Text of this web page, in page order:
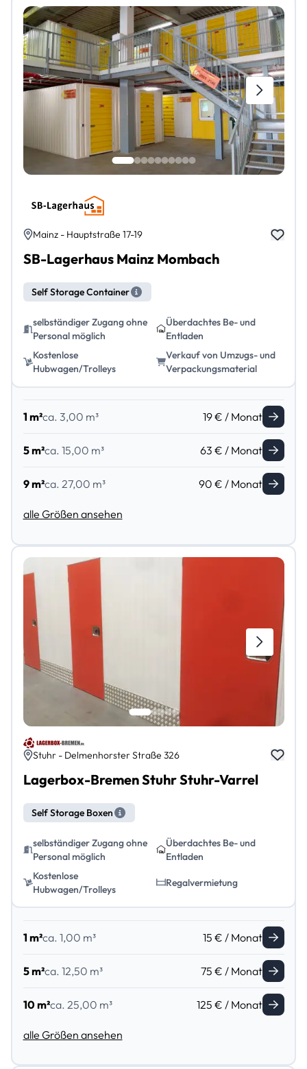
Mainz - Hauptstraße 17-19
SB-Lagerhaus Mainz Mombach
Self Storage Container
selbständiger Zugang ohne
Personal möglich
Überdachtes Be- und
Entladen
Kostenlose
Hubwagen/Trolleys
Verkauf von Umzugs- und
Verpackungsmaterial
1 m²ca. 3,00 m³ 19 € / Monat
5 m²ca. 15,00 m³ 63 € / Monat
9 m²ca. 27,00 m³ 90 € / Monat
alle Größen ansehen
Stuhr - Delmenhorster Straße 326
Lagerbox-Bremen Stuhr Stuhr-Varrel
Self Storage Boxen
selbständiger Zugang ohne
Personal möglich
Überdachtes Be- und
Entladen
Kostenlose
Hubwagen/Trolleys
Regalvermietung
1 m²ca. 1,00 m³ 15 € / Monat
5 m²ca. 12,50 m³ 75 € / Monat
10 m²ca. 25,00 m³ 125 € / Monat
alle Größen ansehen